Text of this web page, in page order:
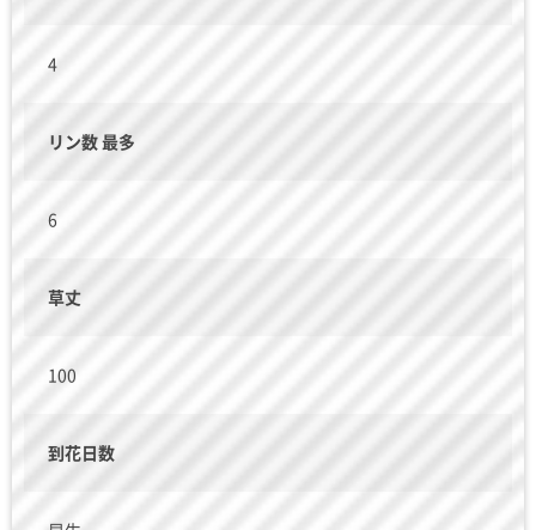
4
リン数 最多
6
草丈
100
到花日数